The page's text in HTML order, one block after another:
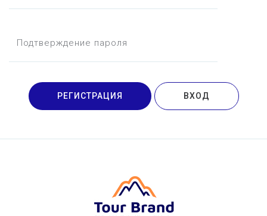
Подтверждение пароля
РЕГИСТРАЦИЯ ВХОД